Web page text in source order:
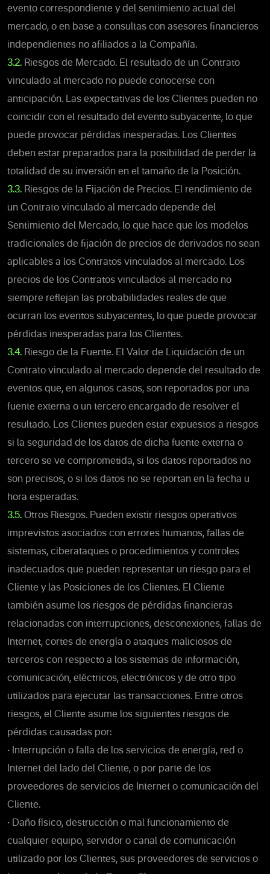
evento correspondiente y del sentimiento actual del
mercado, o en base a consultas con asesores financieros
independientes no afiliados a la Compañía.
3.2. Riesgos de Mercado. El resultado de un Contrato
vinculado al mercado no puede conocerse con
anticipación. Las expectativas de los Clientes pueden no
coincidir con el resultado del evento subyacente, lo que
puede provocar pérdidas inesperadas. Los Clientes
deben estar preparados para la posibilidad de perder la
totalidad de su inversión en el tamaño de la Posición.
3.3. Riesgos de la Fijación de Precios. El rendimiento de
un Contrato vinculado al mercado depende del
Sentimiento del Mercado, lo que hace que los modelos
tradicionales de fijación de precios de derivados no sean
aplicables a los Contratos vinculados al mercado. Los
precios de los Contratos vinculados al mercado no
siempre reflejan las probabilidades reales de que
ocurran los eventos subyacentes, lo que puede provocar
pérdidas inesperadas para los Clientes.
3.4. Riesgo de la Fuente. El Valor de Liquidación de un
Contrato vinculado al mercado depende del resultado de
eventos que, en algunos casos, son reportados por una
fuente externa o un tercero encargado de resolver el
resultado. Los Clientes pueden estar expuestos a riesgos
si la seguridad de los datos de dicha fuente externa o
tercero se ve comprometida, si los datos reportados no
son precisos, o si los datos no se reportan en la fecha u
hora esperadas.
3.5. Otros Riesgos. Pueden existir riesgos operativos
imprevistos asociados con errores humanos, fallas de
sistemas, ciberataques o procedimientos y controles
inadecuados que pueden representar un riesgo para el
Cliente y las Posiciones de los Clientes. El Cliente
también asume los riesgos de pérdidas financieras
relacionadas con interrupciones, desconexiones, fallas de
Internet, cortes de energía o ataques maliciosos de
terceros con respecto a los sistemas de información,
comunicación, eléctricos, electrónicos y de otro tipo
utilizados para ejecutar las transacciones. Entre otros
riesgos, el Cliente asume los siguientes riesgos de
pérdidas causadas por:
• Interrupción o falla de los servicios de energía, red o
Internet del lado del Cliente, o por parte de los
proveedores de servicios de Internet o comunicación del
Cliente.
• Daño físico, destrucción o mal funcionamiento de
cualquier equipo, servidor o canal de comunicación
utilizado por los Clientes, sus proveedores de servicios o